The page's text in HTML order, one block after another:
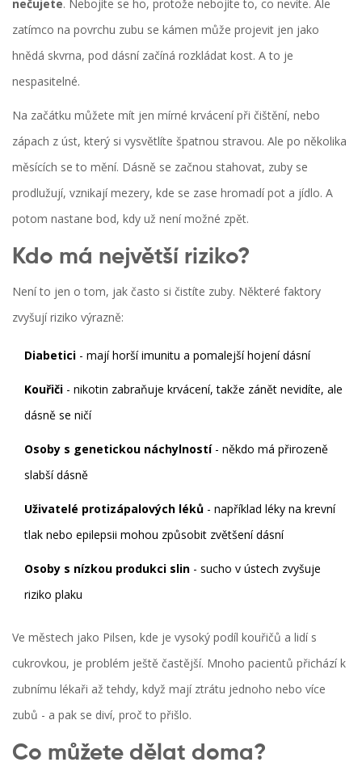
nečujete. Nebojíte se ho, protože nebojíte to, co nevíte. Ale
zatímco na povrchu zubu se kámen může projevit jen jako
hnědá skvrna, pod dásní začíná rozkládat kost. A to je
nespasitelné.
Na začátku můžete mít jen mírné krvácení při čištění, nebo
zápach z úst, který si vysvětlíte špatnou stravou. Ale po několika
měsících se to mění. Dásně se začnou stahovat, zuby se
prodlužují, vznikají mezery, kde se zase hromadí pot a jídlo. A
potom nastane bod, kdy už není možné zpět.
Kdo má největší riziko?
Není to jen o tom, jak často si čistíte zuby. Některé faktory
zvyšují riziko výrazně:
Diabetici - mají horší imunitu a pomalejší hojení dásní
Kouřiči - nikotin zabraňuje krvácení, takže zánět nevidíte, ale
dásně se ničí
Osoby s genetickou náchylností- někdo má přirozeně
slabší dásně
Uživatelé protizápalových léků - například léky na krevní
tlak nebo epilepsii mohou způsobit zvětšení dásní
Osoby s nízkou produkci slin - sucho v ústech zvyšuje
riziko plaku
Ve městech jako Pilsen, kde je vysoký podíl kouřičů a lidí s
cukrovkou, je problém ještě častější. Mnoho pacientů přichází k
zubnímu lékaři až tehdy, když mají ztrátu jednoho nebo více
zubů - a pak se diví, proč to přišlo.
Co můžete dělat doma?